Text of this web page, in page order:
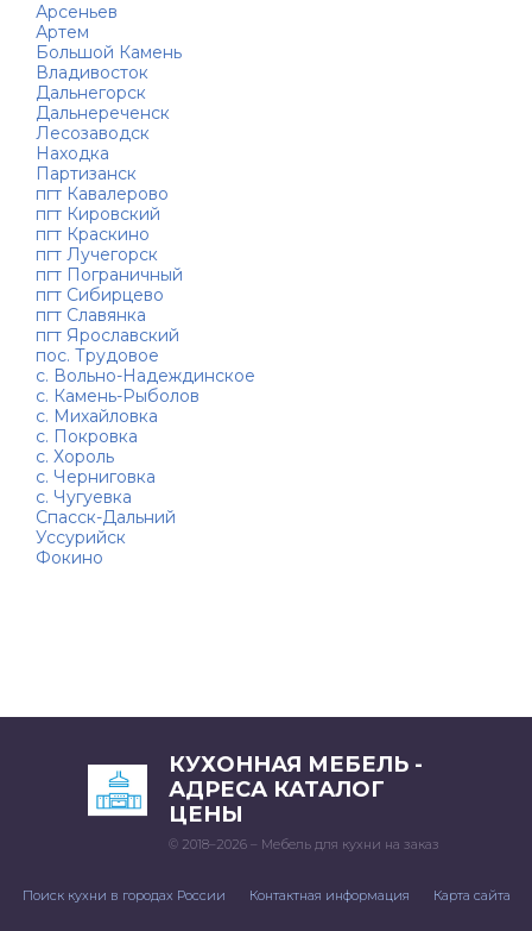
Арсеньев
Артем
Большой Камень
Владивосток
Дальнегорск
Дальнереченск
Лесозаводск
Находка
Партизанск
пгт Кавалерово
пгт Кировский
пгт Краскино
пгт Лучегорск
пгт Пограничный
пгт Сибирцево
пгт Славянка
пгт Ярославский
пос. Трудовое
с. Вольно-Надеждинское
с. Камень-Рыболов
с. Михайловка
с. Покровка
с. Хороль
с. Черниговка
с. Чугуевка
Спасск-Дальний
Уссурийск
Фокино
КУХОННАЯ МЕБЕЛЬ -
АДРЕСА КАТАЛОГ
ЦЕНЫ
© 2018–2026 – Мебель для кухни на заказ
Поиск кухни в городах России Контактная информация Карта сайта